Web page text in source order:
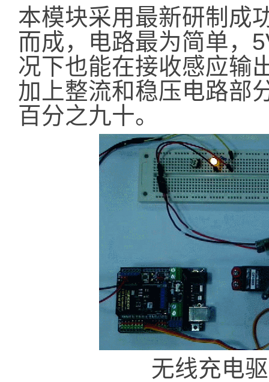
本模块采用最新研制成
而成，电路最为简单，
况下也能在接收感应输
加上整流和稳压电路部
百分之九十。
无线充电